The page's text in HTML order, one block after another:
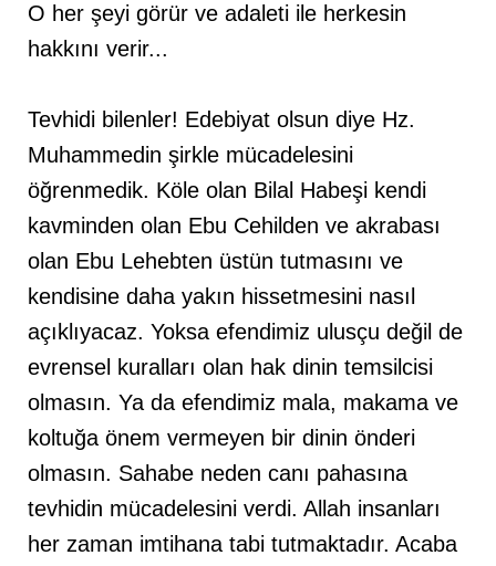
O her şeyi görür ve adaleti ile herkesin
hakkını verir...
Tevhidi bilenler! Edebiyat olsun diye Hz.
Muhammedin şirkle mücadelesini
öğrenmedik. Köle olan Bilal Habeşi kendi
kavminden olan Ebu Cehilden ve akrabası
olan Ebu Lehebten üstün tutmasını ve
kendisine daha yakın hissetmesini nasıl
açıklıyacaz. Yoksa efendimiz ulusçu değil de
evrensel kuralları olan hak dinin temsilcisi
olmasın. Ya da efendimiz mala, makama ve
koltuğa önem vermeyen bir dinin önderi
olmasın. Sahabe neden canı pahasına
tevhidin mücadelesini verdi. Allah insanları
her zaman imtihana tabi tutmaktadır. Acaba